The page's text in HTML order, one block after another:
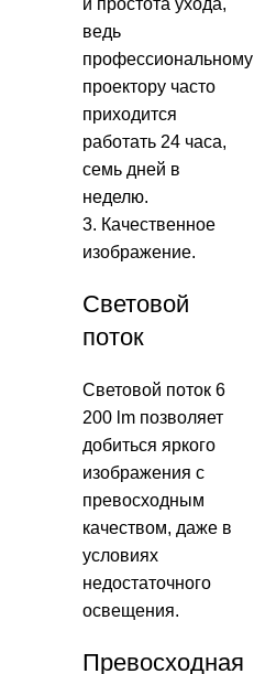
и простота ухода,
ведь
профессиональному
проектору часто
приходится
работать 24 часа,
семь дней в
неделю.
3. Качественное
изображение.
Световой
поток
Световой поток 6
200 lm позволяет
добиться яркого
изображения с
превосходным
качеством, даже в
условиях
недостаточного
освещения.
Превосходная